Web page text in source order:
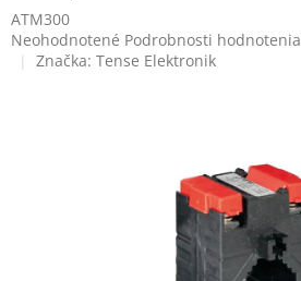
ATM300
Priemerné
hodnotenie
Neohodnotené Podrobnosti hodnotenia
Značka: Tense Elektronik